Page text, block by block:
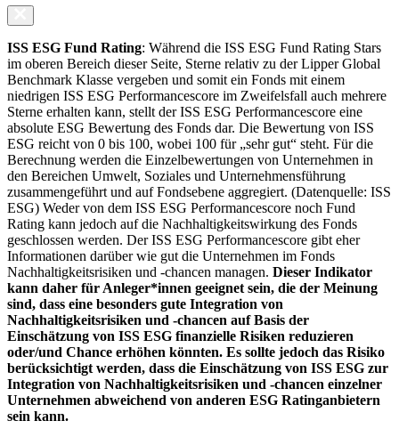
ISS ESG Fund Rating: Während die ISS ESG Fund Rating Stars
im oberen Bereich dieser Seite, Sterne relativ zu der Lipper Global
Benchmark Klasse vergeben und somit ein Fonds mit einem
niedrigen ISS ESG Performancescore im Zweifelsfall auch mehrere
Sterne erhalten kann, stellt der ISS ESG Performancescore eine
absolute ESG Bewertung des Fonds dar. Die Bewertung von ISS
ESG reicht von 0 bis 100, wobei 100 für „sehr gut“ steht. Für die
Berechnung werden die Einzelbewertungen von Unternehmen in
den Bereichen Umwelt, Soziales und Unternehmensführung
zusammengeführt und auf Fondsebene aggregiert. (Datenquelle: ISS
ESG) Weder von dem ISS ESG Performancescore noch Fund
Rating kann jedoch auf die Nachhaltigkeitswirkung des Fonds
geschlossen werden. Der ISS ESG Performancescore gibt eher
Informationen darüber wie gut die Unternehmen im Fonds
Nachhaltigkeitsrisiken und -chancen managen. Dieser Indikator
kann daher für Anleger*innen geeignet sein, die der Meinung
sind, dass eine besonders gute Integration von
Nachhaltigkeitsrisiken und -chancen auf Basis der
Einschätzung von ISS ESG finanzielle Risiken reduzieren
oder/und Chance erhöhen könnten. Es sollte jedoch das Risiko
berücksichtigt werden, dass die Einschätzung von ISS ESG zur
Integration von Nachhaltigkeitsrisiken und -chancen einzelner
Unternehmen abweichend von anderen ESG Ratinganbietern
sein kann.